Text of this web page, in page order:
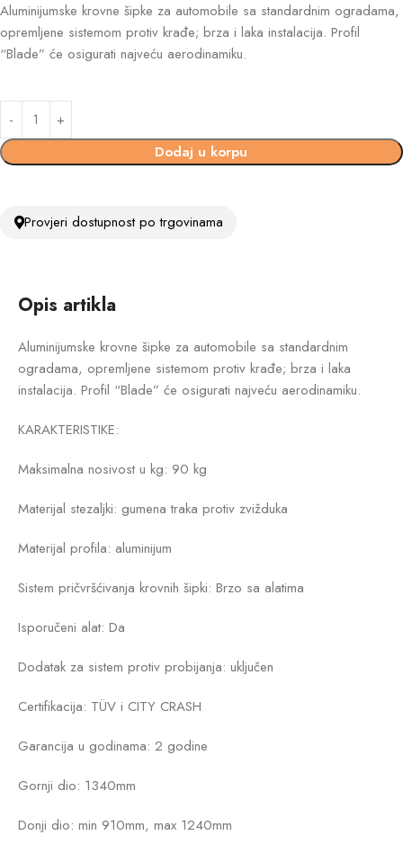
Aluminijumske krovne šipke za automobile sa standardnim ogradama,
opremljene sistemom protiv krađe; brza i laka instalacija. Profil
“Blade” će osigurati najveću aerodinamiku.
Dodaj u korpu
Provjeri dostupnost po trgovinama
Opis artikla
Aluminijumske krovne šipke za automobile sa standardnim
ogradama, opremljene sistemom protiv krađe; brza i laka
instalacija. Profil “Blade” će osigurati najveću aerodinamiku.
KARAKTERISTIKE:
Maksimalna nosivost u kg: 90 kg
Materijal stezaljki: gumena traka protiv zvižduka
Materijal profila: aluminijum
Sistem pričvršćivanja krovnih šipki: Brzo sa alatima
Isporučeni alat: Da
Dodatak za sistem protiv probijanja: uključen
Certifikacija: TÜV i CITY CRASH
Garancija u godinama: 2 godine
Gornji dio: 1340mm
Donji dio: min 910mm, max 1240mm